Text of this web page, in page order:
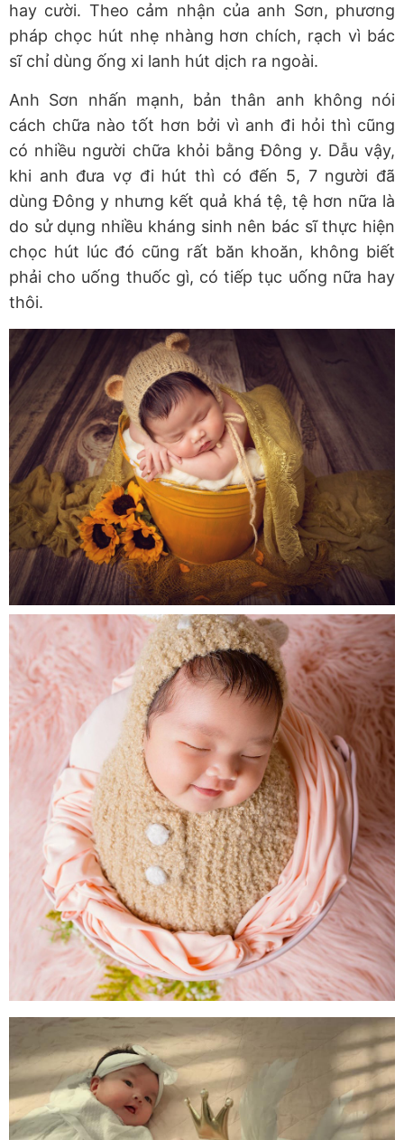
hay cười. Theo cảm nhận của anh Sơn, phương
pháp chọc hút nhẹ nhàng hơn chích, rạch vì bác
sĩ chỉ dùng ống xi lanh hút dịch ra ngoài.
Anh Sơn nhấn mạnh, bản thân anh không nói
cách chữa nào tốt hơn bởi vì anh đi hỏi thì cũng
có nhiều người chữa khỏi bằng Đông y. Dẫu vậy,
khi anh đưa vợ đi hút thì có đến 5, 7 người đã
dùng Đông y nhưng kết quả khá tệ, tệ hơn nữa là
do sử dụng nhiều kháng sinh nên bác sĩ thực hiện
chọc hút lúc đó cũng rất băn khoăn, không biết
phải cho uống thuốc gì, có tiếp tục uống nữa hay
thôi.